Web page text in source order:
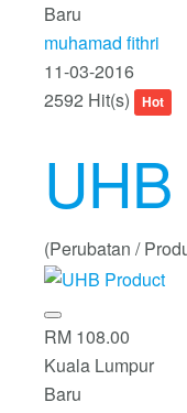
Baru
muhamad fithri
11-03-2016
2592 Hit(s)
Hot
(Perubatan /
RM 108.00
Kuala Lumpur
Baru